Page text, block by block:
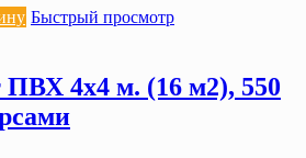
Быстрый просмотр
ПВХ 4х4 м. (16 м2), 550